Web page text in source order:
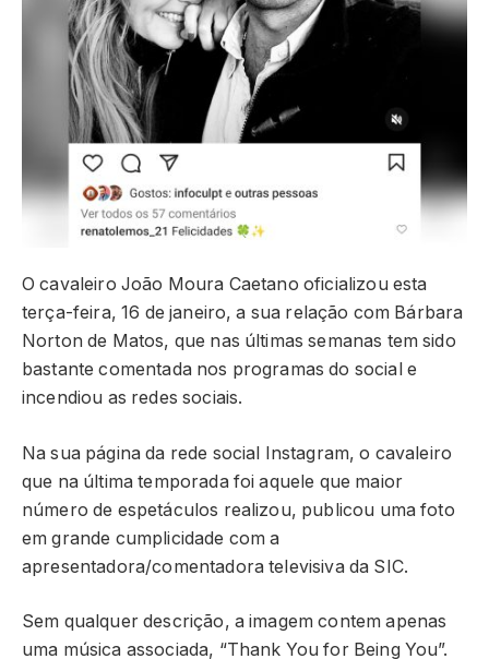
O cavaleiro João Moura Caetano oficializou esta
terça-feira, 16 de janeiro, a sua relação com Bárbara
Norton de Matos, que nas últimas semanas tem sido
bastante comentada nos programas do social e
incendiou as redes sociais.
Na sua página da rede social Instagram, o cavaleiro
que na última temporada foi aquele que maior
número de espetáculos realizou, publicou uma foto
em grande cumplicidade com a
apresentadora/comentadora televisiva da SIC.
Sem qualquer descrição, a imagem contem apenas
uma música associada, “Thank You for Being You”.